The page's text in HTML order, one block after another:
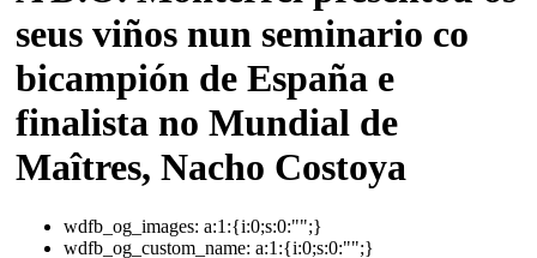
seus viños nun seminario co
bicampión de España e
finalista no Mundial de
Maîtres, Nacho Costoya
wdfb_og_images: a:1:{i:0;s:0:"";}
wdfb_og_custom_name: a:1:{i:0;s:0:"";}